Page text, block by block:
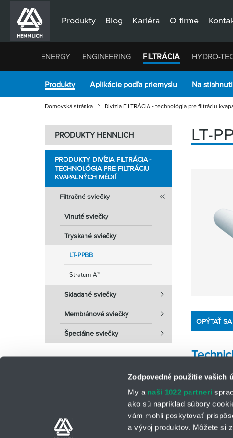
Zodpovedné použitie vašich
My a naši 1022 partneri
ako sú napríklad súbory
vám mohli poskytovať
a vývoj produktov. Môžete si
Produkty Blog Kariéra O firme
ENERGY ENGINEERING FILTRÁCIA HYDRO-
Produkty Aplikácie podľa priemyslu Na
Domovská stránka Divízia FILTRÁCIA - technológia pre filtráciu
PRODUKTY HENNLICH
PRODUKTY DIVÍZIA FILTRÁCIA -
TECHNOLÓGIA PRE FILTRÁCIU
KVAPALNÝCH MÉDIÍ
Filtračné sviečky
Vinuté sviečky
Tryskané sviečky
LT-PPBB
Stratum A™
Skladané sviečky
Membránové sviečky
Špeciálne sviečky
LT-
OPÝTAŤ